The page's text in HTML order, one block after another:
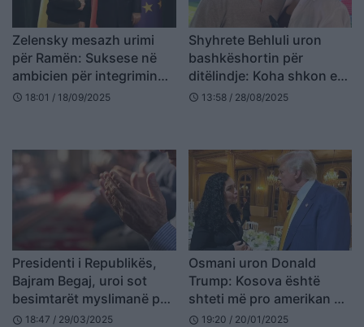
Zelensky mesazh urimi
për Ramën: Suksese në
ambicien për integrimin
evropian të Shqipërisë
schedule 18:01 / 18/09/2025
Shyhrete Behluli uron
bashkëshortin për
ditëlindje: Koha shkon e
jeta me ty bëhet
schedule 13:58 / 28/08/2025
Presidenti i Republikës,
Bajram Begaj, uroi sot
besimtarët myslimanë për
Festën e Fitër Bajramit
schedule 18:47 / 29/03/2025
Osmani uron Donald
Trump: Kosova është
shteti më pro amerikan në
botë
schedule 19:20 / 20/01/2025